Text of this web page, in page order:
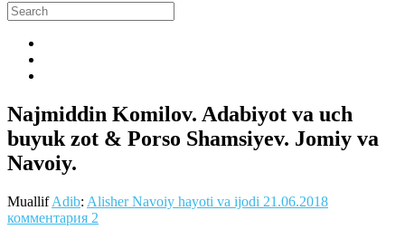
Najmiddin Komilov. Adabiyot va uch
buyuk zot & Porso Shamsiyev. Jomiy va
Navoiy.
MuallifAdib: Alisher Navoiy hayoti va ijodi 21.06.2018
комментария 2